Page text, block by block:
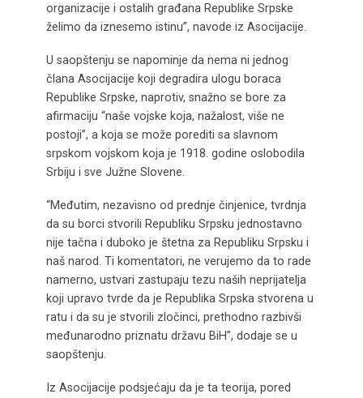
organizacije i ostalih građana Republike Srpske
želimo da iznesemo istinu”, navode iz Asocijacije.
U saopštenju se napominje da nema ni jednog
člana Asocijacije koji degradira ulogu boraca
Republike Srpske, naprotiv, snažno se bore za
afirmaciju “naše vojske koja, nažalost, više ne
postoji”, a koja se može porediti sa slavnom
srpskom vojskom koja je 1918. godine oslobodila
Srbiju i sve Južne Slovene.
“Međutim, nezavisno od prednje činjenice, tvrdnja
da su borci stvorili Republiku Srpsku jednostavno
nije tačna i duboko je štetna za Republiku Srpsku i
naš narod. Ti komentatori, ne verujemo da to rade
namerno, ustvari zastupaju tezu naših neprijatelja
koji upravo tvrde da je Republika Srpska stvorena u
ratu i da su je stvorili zločinci, prethodno razbivši
međunarodno priznatu državu BiH”, dodaje se u
saopštenju.
Iz Asocijacije podsjećaju da je ta teorija, pored